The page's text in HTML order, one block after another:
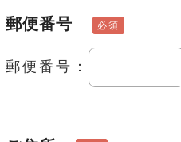
郵便番号必須
郵便番号：